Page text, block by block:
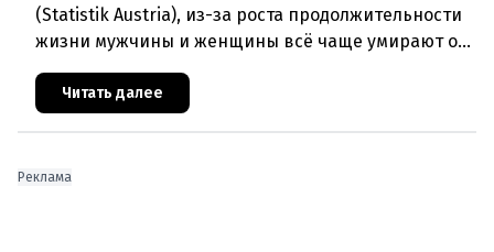
(Statistik Austria), из-за роста продолжительности
жизни мужчины и женщины всё чаще умирают от
Австрии скончались
Читать далее
Реклама